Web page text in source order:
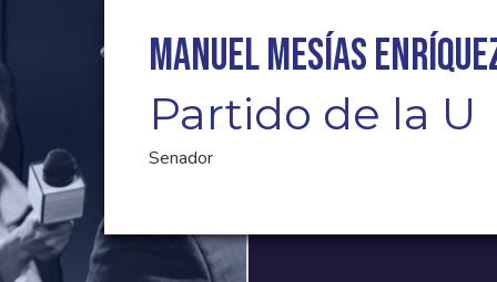
Manuel Mesías
Partido de la U
Senador